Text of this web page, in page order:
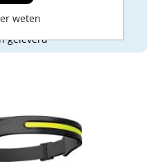
log in
geleverd
weten